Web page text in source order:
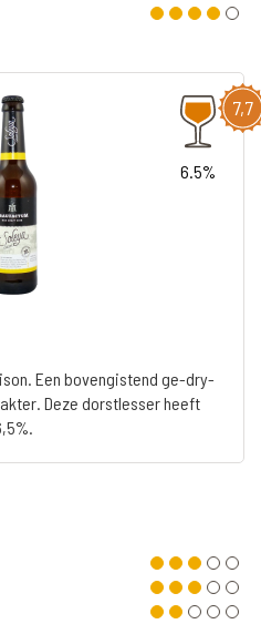
7,7
6.5%
Een bovengistend ge-dry-
Deze dorstlesser heeft